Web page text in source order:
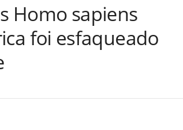
Homo sapiens
foi esfaqueado